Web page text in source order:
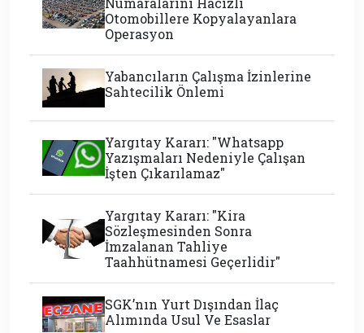
Otomobillere Kopyalayanlara
Operasyon
Yabancıların Çalışma İzinlerine
Sahtecilik Önlemi
Yargıtay Kararı: "Whatsapp
Yazışmaları Nedeniyle Çalışan
İşten Çıkarılamaz"
Yargıtay Kararı: "Kira
Sözleşmesinden Sonra
İmzalanan Tahliye
Taahhütnamesi Geçerlidir"
SGK’nın Yurt Dışından İlaç
Alımında Usul Ve Esaslar